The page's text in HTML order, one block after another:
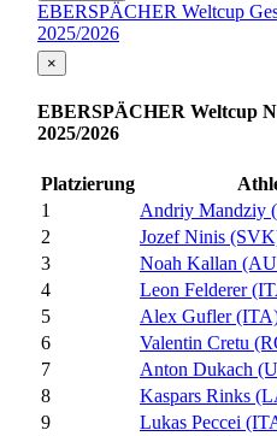
EBERSPÄCHER Weltcup
2025/2026
×
EBERSPÄCHER Weltcup
2025/2026
Platzierung
1
Andriy Mandziy
2
Jozef Ninis
3
Noah Kallan
4
Leon Felderer
5
Alex Gufler
6
Valentin Cretu
7
Anton Dukach
8
Kaspars Rinks
9
Lukas Peccei